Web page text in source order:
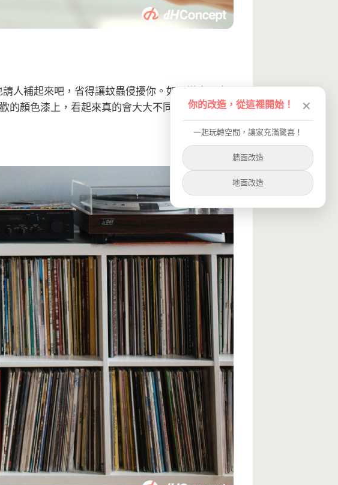
人補起來吧，省得讓蚊蟲侵擾你。如果嫌棄門窗
顏色漆上，看起來真的會大大不同！
你的改造，從這裡開始！ ✕
一起玩轉空間，讓家充滿驚喜！
牆面改造
地面改造